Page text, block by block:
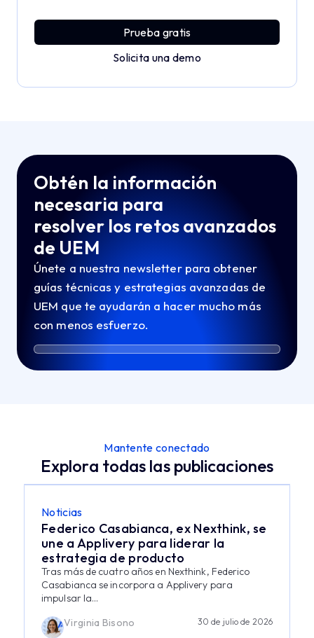
Prueba gratis
Solicita una demo
Obtén la información
necesaria para
resolver los retos avanzados
de UEM
Únete a nuestra newsletter para obtener
guías técnicas y estrategias avanzadas de
UEM que te ayudarán a hacer mucho más
con menos esfuerzo.
Mantente conectado
Explora todas las publicaciones
Noticias
Federico Casabianca, ex Nexthink, se
une a Applivery para liderar la
estrategia de producto
Tras más de cuatro años en Nexthink, Federico
Casabianca se incorpora a Applivery para
impulsar la...
Virginia Bisono
30 de julio de 2026